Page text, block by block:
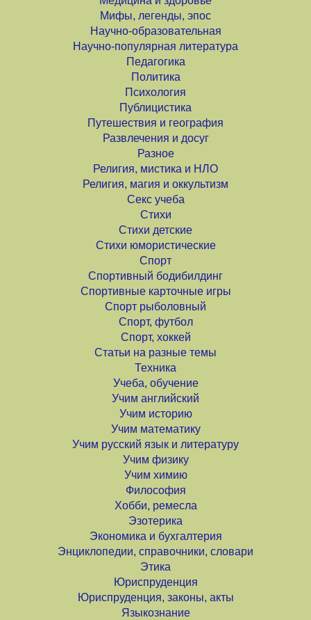
Мифы, легенды, эпос
Научно-образовательная
Научно-популярная литература
Педагогика
Политика
Психология
Публицистика
Путешествия и география
Развлечения и досуг
Разное
Религия, мистика и НЛО
Религия, магия и оккультизм
Секс учеба
Стихи
Стихи детские
Стихи юмористические
Спорт
Спортивный бодибилдинг
Спортивные карточные игры
Спорт рыболовный
Спорт, футбол
Спорт, хоккей
Статьи на разные темы
Техника
Учеба, обучение
Учим английский
Учим историю
Учим математику
Учим русский язык и литературу
Учим физику
Учим химию
Философия
Хобби, ремесла
Эзотерика
Экономика и бухгалтерия
Энциклопедии, справочники, словари
Этика
Юриспруденция
Юриспруденция, законы, акты
Языкознание